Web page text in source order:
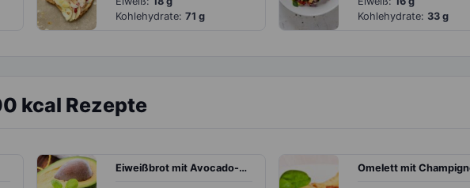
Kohlehydrate: 71 g
Kohlehydrate: 33 g
kcal Rezepte
Eiweißbrot mit Avocado-Orangen-Creme